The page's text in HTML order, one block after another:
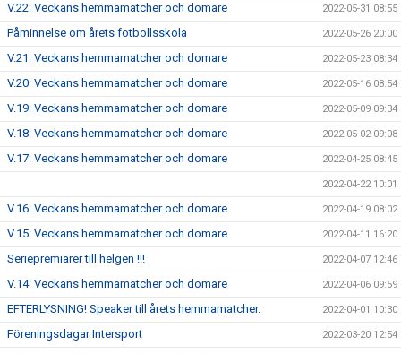
V.22: Veckans hemmamatcher och domare 2022-05-31 08:55
Påminnelse om årets fotbollsskola 2022-05-26 20:00
V.21: Veckans hemmamatcher och domare 2022-05-23 08:34
V.20: Veckans hemmamatcher och domare 2022-05-16 08:54
V.19: Veckans hemmamatcher och domare 2022-05-09 09:34
V.18: Veckans hemmamatcher och domare 2022-05-02 09:08
V.17: Veckans hemmamatcher och domare 2022-04-25 08:45
2022-04-22 10:01
V.16: Veckans hemmamatcher och domare 2022-04-19 08:02
V.15: Veckans hemmamatcher och domare 2022-04-11 16:20
Seriepremiärer till helgen !!! 2022-04-07 12:46
V.14: Veckans hemmamatcher och domare 2022-04-06 09:59
EFTERLYSNING! Speaker till årets hemmamatcher. 2022-04-01 10:30
Föreningsdagar Intersport 2022-03-20 12:54